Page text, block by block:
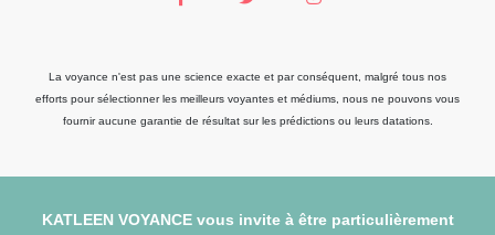
La voyance n'est pas une science exacte et par conséquent, malgré tous nos
efforts pour sélectionner les meilleurs voyantes et médiums, nous ne pouvons vous
fournir aucune garantie de résultat sur les prédictions ou leurs datations.
KATLEEN VOYANCE vous invite à être particulièrement